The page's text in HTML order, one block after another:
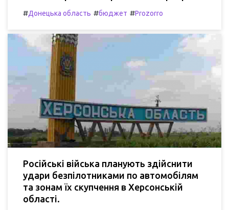
#Донецька область #бюджет #Prozorro
Російські війська планують здійснити
удари безпілотниками по автомобілям
та зонам їх скупчення в Херсонській
області.